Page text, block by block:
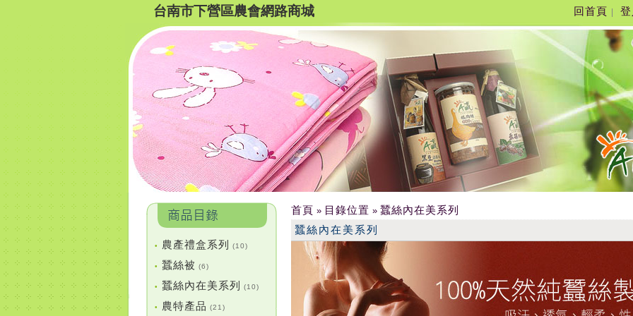
台南市下營區農會網路商城 回首頁
• 農產禮盒系列 (10)
• 蠶絲被 (6)
• 蠶絲內在美系列 (10)
• 農特產品 (21)
首頁 » 目錄位置 » 蠶絲內在美系列
蠶絲內在美系列